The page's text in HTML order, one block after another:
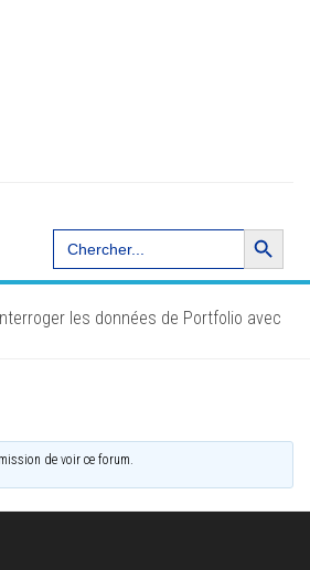
Search
for:
Search Button
les données de Portfolio avec
de voir ce forum.